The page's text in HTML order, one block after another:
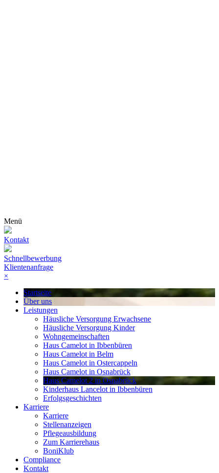
Menü
Kontakt
Schnellbewerbung
Klientenanfrage
×
Startseite
Über uns
Leistungen
Häusliche Versorgung Erwachsene
Häusliche Versorgung Kinder
Wohngemeinschaften
Haus Camelot in Ibbenbüren
Haus Camelot in Belm
Haus Camelot in Ostercappeln
Haus Camelot in Osnabrück
Haus Camelot 2 in Osnabrück
Kinderhaus Lancelot in Ibbenbüren
Erfolgsgeschichten
Karriere
Karriere
Stellenanzeigen
Pflegeausbildung
Zum Karrierehaus
BoniKlub
Compliance
Kontakt